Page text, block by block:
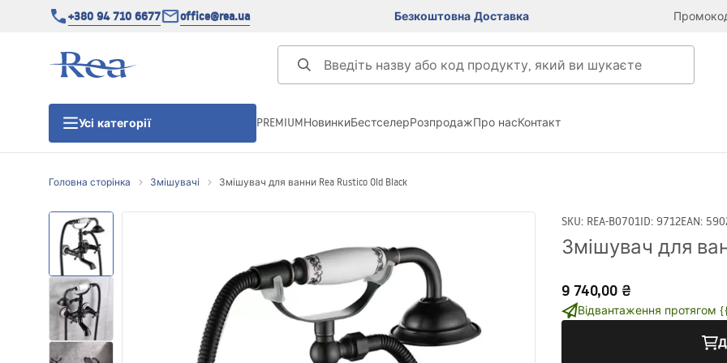
+380 94 710 6677 office@rea.ua Безкоштовна Доставка
Усі категорії
Душові двері
Душові піддони
Душові лінійні зливи
PREMIUMНовинкиБестселерРозпродажПро насКонтакт
Головна сторінка Змішувачі Змішувач для ванни Rea Rustico Old Black
SKU: REA-B0701ID: 9712EAN:
Змішувач для
9 740,00 ₴
Відвантаження протягом